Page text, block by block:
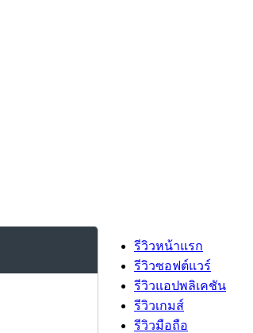
รีวิวหน้าแรก
รีวิวซอฟต์แวร์
รีวิวแอปพลิเคชัน
รีวิวเกมส์
รีวิวมือถือ